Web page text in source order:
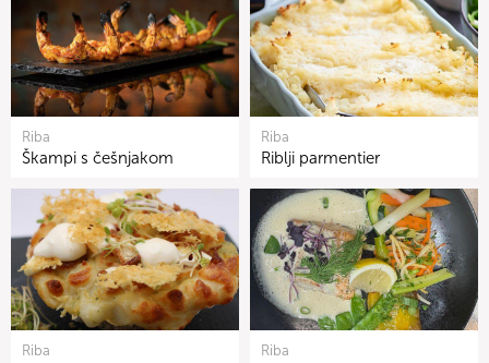
Riba
Škampi s češnjakom
Riba
Riblji parmentier
Riba Riba